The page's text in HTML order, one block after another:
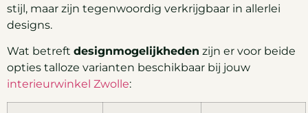
stijl, maar zijn tegenwoordig verkrijgbaar in allerlei
designs.
Wat betreft designmogelijkheden zijn er voor beide
opties talloze varianten beschikbaar bij jouw
interieurwinkel Zwolle: